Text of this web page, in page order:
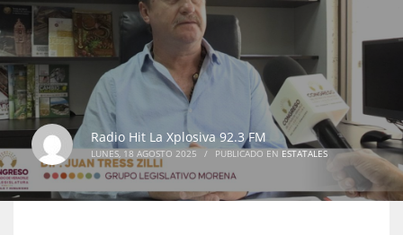
Radio Hit La Xplosiva 92.3 FM
LUNES, 18 AGOSTO 2025 / PUBLICADO EN ESTATALES